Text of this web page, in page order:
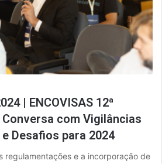
| ENCOVISAS 12ª
com Vigilâncias
Desafios para 2024
regulamentações e a incorporação de